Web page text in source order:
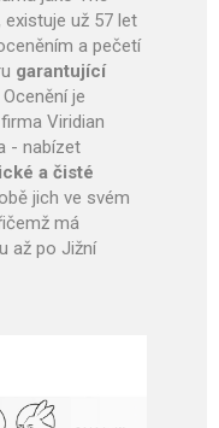
existuje už 57 let
a pečetí
garantující
Ocenění je
Viridian
- nabízet
a čisté
jich ve svém
má
až po Jižní